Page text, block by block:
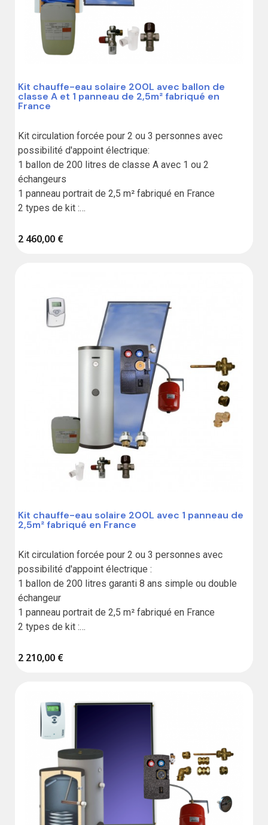
Kit chauffe-eau solaire 200L avec ballon de
classe A et 1 panneau de 2,5m² fabriqué en
France
Kit circulation forcée pour 2 ou 3 personnes avec
possibilité d'appoint électrique:
1 ballon de 200 litres de classe A avec 1 ou 2
échangeurs
1 panneau portrait de 2,5 m² fabriqué en France
2 types de kit :
2 460,00 €
Kit chauffe-eau solaire 200L avec 1 panneau de
2,5m² fabriqué en France
Kit circulation forcée pour 2 ou 3 personnes avec
possibilité d'appoint électrique :
1 ballon de 200 litres garanti 8 ans simple ou double
échangeur
1 panneau portrait de 2,5 m² fabriqué en France
2 types de kit :
2 210,00 €